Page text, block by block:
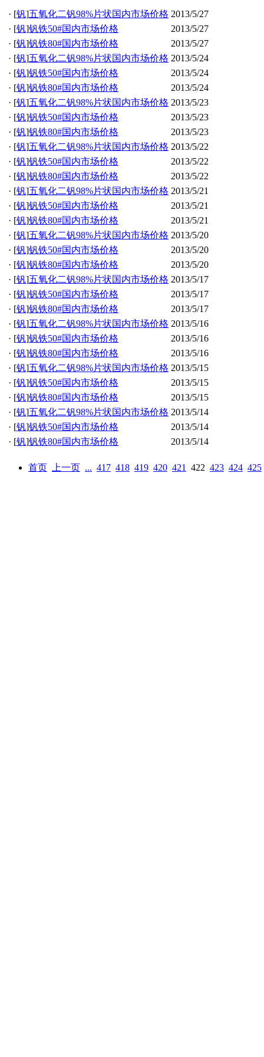
· [钒]五氧化二钒98%片状国内市场价格 2013/5/27
· [钒]钒铁50#国内市场价格
2013/5/27
· [钒]钒铁80#国内市场价格
2013/5/27
· [钒]五氧化二钒98%片状国内市场价格 2013/5/24
· [钒]钒铁50#国内市场价格
2013/5/24
· [钒]钒铁80#国内市场价格
2013/5/24
· [钒]五氧化二钒98%片状国内市场价格 2013/5/23
· [钒]钒铁50#国内市场价格
2013/5/23
· [钒]钒铁80#国内市场价格
2013/5/23
· [钒]五氧化二钒98%片状国内市场价格 2013/5/22
· [钒]钒铁50#国内市场价格
2013/5/22
· [钒]钒铁80#国内市场价格
2013/5/22
· [钒]五氧化二钒98%片状国内市场价格 2013/5/21
· [钒]钒铁50#国内市场价格
2013/5/21
· [钒]钒铁80#国内市场价格
2013/5/21
· [钒]五氧化二钒98%片状国内市场价格 2013/5/20
· [钒]钒铁50#国内市场价格
2013/5/20
· [钒]钒铁80#国内市场价格
2013/5/20
· [钒]五氧化二钒98%片状国内市场价格 2013/5/17
· [钒]钒铁50#国内市场价格
2013/5/17
· [钒]钒铁80#国内市场价格
2013/5/17
· [钒]五氧化二钒98%片状国内市场价格 2013/5/16
· [钒]钒铁50#国内市场价格
2013/5/16
· [钒]钒铁80#国内市场价格
2013/5/16
· [钒]五氧化二钒98%片状国内市场价格 2013/5/15
· [钒]钒铁50#国内市场价格
2013/5/15
· [钒]钒铁80#国内市场价格
2013/5/15
· [钒]五氧化二钒98%片状国内市场价格 2013/5/14
· [钒]钒铁50#国内市场价格
2013/5/14
· [钒]钒铁80#国内市场价格 2013/5/14
首页 上一页 ... 417 418 419 420 421 422 423 424 425